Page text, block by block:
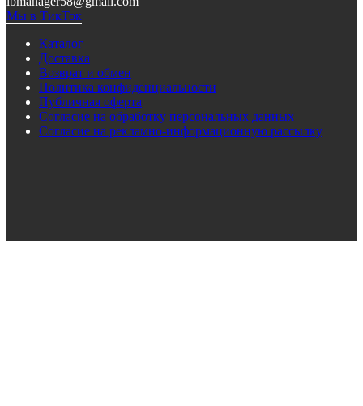
Мы в ТикТок
Каталог
Доставка
Возврат и обмен
Политика конфиденциальности
Публичная оферта
Согласие на обработку персональных данных
Согласие на рекламно-информационную рассылку